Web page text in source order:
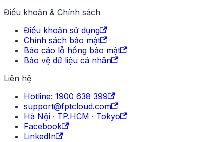
Điều khoản & Chính sách
Điều khoản sử dụng
Chính sách bảo mật
Báo cáo lỗ hổng bảo mật
Bảo vệ dữ liệu cá nhân
Liên hệ
Hotline: 1900 638 399
support@fptcloud.com
Hà Nội · TP.HCM · Tokyo
Facebook
LinkedIn